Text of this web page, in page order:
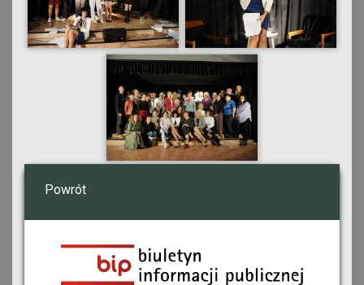
Powrót